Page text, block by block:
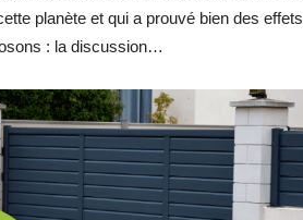
planète et qui a prouvé bien des effets
: la discussion…